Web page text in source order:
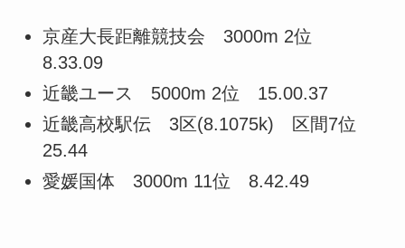
京産大長距離競技会 3000m 2位
8.33.09
近畿ユース 5000m 2位 15.00.37
近畿高校駅伝 3区(8.1075k) 区間7位
25.44
愛媛国体 3000m 11位 8.42.49